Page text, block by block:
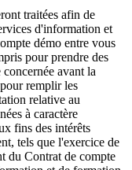
traitées afin de
d'information et
démo entre vous
pour prendre des
concernée avant la
remplir les
relative au
à caractère
fins des intérêts
tels que l'exercice de
du Contrat de compte